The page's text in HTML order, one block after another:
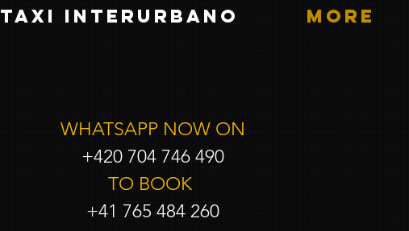
Taxi interurbano More
WHATSAPP NOW ON
+420 704 746 490
TO BOOK
+41 765 484 260